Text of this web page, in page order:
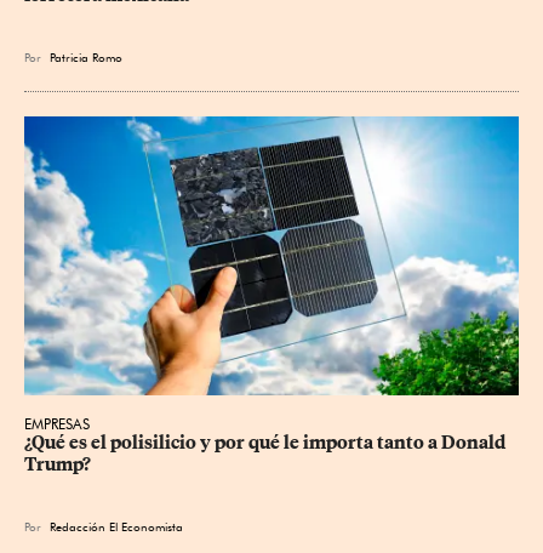
Por Patricia Romo
EMPRESAS
¿Qué es el polisilicio y por qué le importa tanto a Donald
Trump?
Por Redacción El Economista